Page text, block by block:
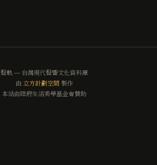
聲軌 — 台灣現代聲響文化資料庫
由 立方計劃空間 製作
本站由陸府生活美學基金會贊助